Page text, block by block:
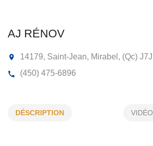
AJ RÉNOV
DÉSCRIPTION VIDÉO